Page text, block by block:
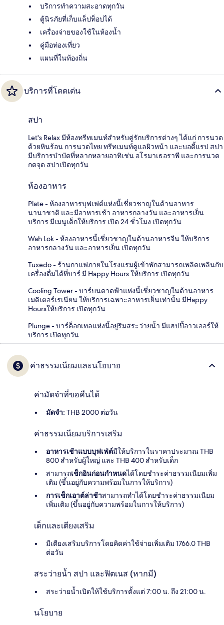
บริการทำความสะอาดทุกวัน
ตู้นิรภัยที่เก็บแล็ปท็อปได้
เครื่องจ่ายของใช้ในห้องน้ำ
คู่มือท่องเที่ยว
แผนที่ในท้องถิ่น
บริการที่โดดเด่น
สปา
Let's Relax มีห้องทรีทเมนท์สำหรับคู่รักบริการต่างๆ ได้แก่ การนวด
ด้วยหินร้อน การนวดไทย ทรีทเมนท์ดูแลผิวหน้า และบอดี้แรป สปา
มีบริการบำบัดที่หลากหลายอาทิเช่น อโรมาเธอราพี และการนวด
กดจุด สปาเปิดทุกวัน
ห้องอาหาร
Plate - ห้องอาหารบุฟเฟต์แห่งนี้เชี่ยวชาญในด้านอาหาร
นานาชาติ และมีอาหารเช้า อาหารกลางวัน และอาหารเย็น
บริการ มีเมนูเด็กให้บริการ เปิด 24 ชั่วโมง เปิดทุกวัน
Wah Lok - ห้องอาหารนี้เชี่ยวชาญในด้านอาหารจีน ให้บริการ
อาหารกลางวัน และอาหารเย็น เปิดทุกวัน
Tuxedo - ร้านกาแฟภายในโรงแรมผู้เข้าพักสามารถเพลิดเพลินกับ
เครื่องดื่มได้ที่บาร์ มี Happy Hours ให้บริการ เปิดทุกวัน
Cooling Tower - บาร์บนดาดฟ้าแห่งนี้เชี่ยวชาญในด้านอาหาร
เมดิเตอร์เรเนียน ให้บริการเฉพาะอาหารเย็นเท่านั้น มีHappy
Hoursให้บริการ เปิดทุกวัน
Plunge - บาร์ค็อกเทลแห่งนี้อยู่ริมสระว่ายน้ำ มีแฮปปี้อาวเออร์ให้
บริการ เปิดทุกวัน
ค่าธรรมเนียมและนโยบาย
ค่ามัดจำที่ขอคืนได้
มัดจำ: THB 2000 ต่อวัน
ค่าธรรมเนียมบริการเสริม
อาหารเช้าแบบบุฟเฟ่ต์มีให้บริการในราคาประมาณ THB
800 สำหรับผู้ใหญ่ และ THB 400 สำหรับเด็ก
สามารถเช็กอินก่อนกำหนดได้โดยชำระค่าธรรมเนียมเพิ่ม
เติม (ขึ้นอยู่กับความพร้อมในการให้บริการ)
การเช็กเอาต์ล่าช้าสามารถทำได้โดยชำระค่าธรรมเนียม
เพิ่มเติม (ขึ้นอยู่กับความพร้อมในการให้บริการ)
เด็กและเตียงเสริม
มีเตียงเสริมบริการโดยคิดค่าใช้จ่ายเพิ่มเติม 1766.0 THB
ต่อวัน
สระว่ายน้ำ สปา และฟิตเนส (หากมี)
สระว่ายน้ำเปิดให้ใช้บริการตั้งแต่ 7:00 น. ถึง 21:00 น.
นโยบาย